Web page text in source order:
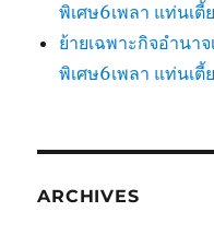
พิเศษ6เพลา แท่นเตี้ย
ย้ายเฉพาะกิจอำนา
พิเศษ6เพลา แท่นเตี้ย
ARCHIVES